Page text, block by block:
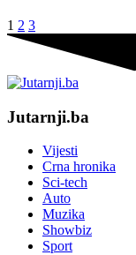
1 2 3
Jutarnji.ba
Vijesti
Crna hronika
Sci-tech
Auto
Muzika
Showbiz
Sport